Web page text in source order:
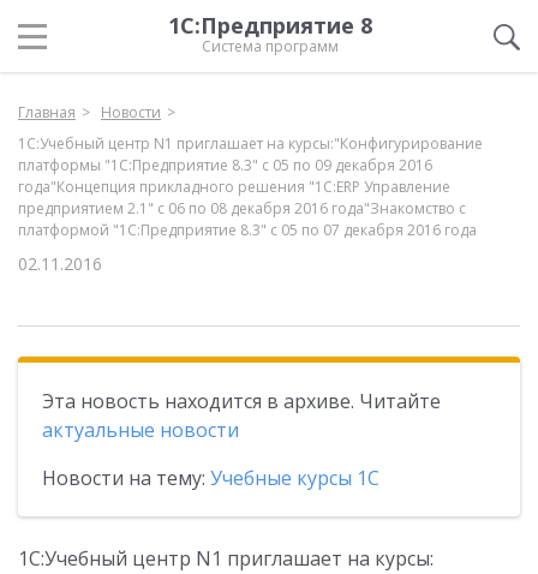
1С:Предприятие 8
Система программ
Главная
Новости
1С:Учебный центр N1 приглашает на курсы:"Конфигурирование
платформы "1С:Предприятие 8.3" с 05 по 09 декабря 2016
года"Концепция прикладного решения "1С:ERP Управление
предприятием 2.1" с 06 по 08 декабря 2016 года"Знакомство с
платформой "1C:Предприятие 8.3" с 05 по 07 декабря 2016 года
02.11.2016
Эта новость находится в архиве. Читайте
актуальные новости
Новости на тему: Учебные курсы 1С
1С:Учебный центр N1 приглашает на курсы: